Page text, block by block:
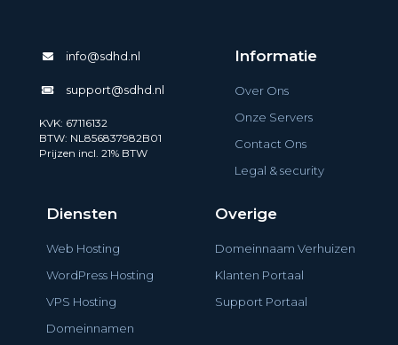
info@sdhd.nl
support@sdhd.nl
KVK: 67116132
BTW: NL856837982B01
Prijzen incl. 21% BTW
Informatie
Over Ons
Onze Servers
Contact Ons
Legal & security
Diensten
Web Hosting
WordPress Hosting
VPS Hosting
Domeinnamen
Overige
Domeinnaam Verhuizen
Klanten Portaal
Support Portaal